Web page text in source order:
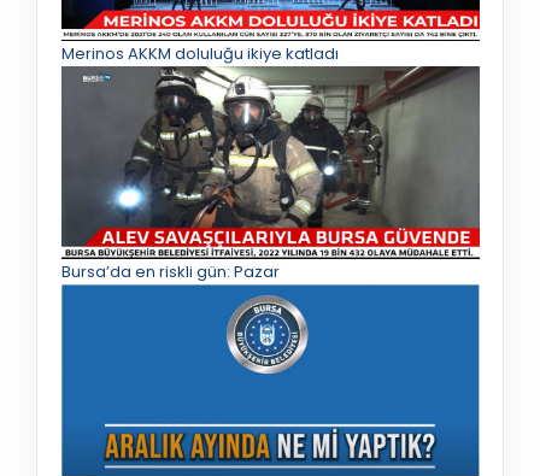
Merinos AKKM doluluğu ikiye katladı
Bursa’da en riskli gün: Pazar